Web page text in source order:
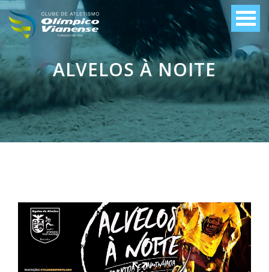
ALVELOS À NOITE